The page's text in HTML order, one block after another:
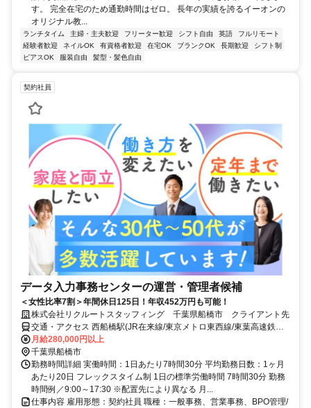
す。 完全在宅のため通勤時間はゼロ。 長年の実績を誇るイーオンの
オリジナル教...
ランチタイム 主婦・主夫歓迎 フリーター歓迎 シフト自由 英語
フルリモート
経験者歓迎
ネイルOK 有資格者歓迎 在宅OK ブランクOK 長期歓迎
シフト制
ピアスOK
服装自由 髪型・髪色自由
契約社員
データ入力事務センターの運営・管理者候補
＜女性比率7割＞年間休日125日！年収452万円も可能！
株式会社リクルートスタッフィング 千葉県船橋市 クライアント先
交通・アクセス 西船橋駅(JR在来線/東京メトロ東西線/東葉高速鉄
道)3分、京成西船駅(京成電鉄)9分
月給280,000円以上
千葉県船橋市
勤務時間詳細 実働時間：1日あたり7時間30分 平均勤務日数：1ヶ月
あたり20日 フレックスタイム制 1日の標準労働時間 7時間30分 勤務
時間例／9:00～17:30 ※配置先により異なる 月...
仕事内容 雇用形態：契約社員 職種：一般事務、営業事務、BPO管理/